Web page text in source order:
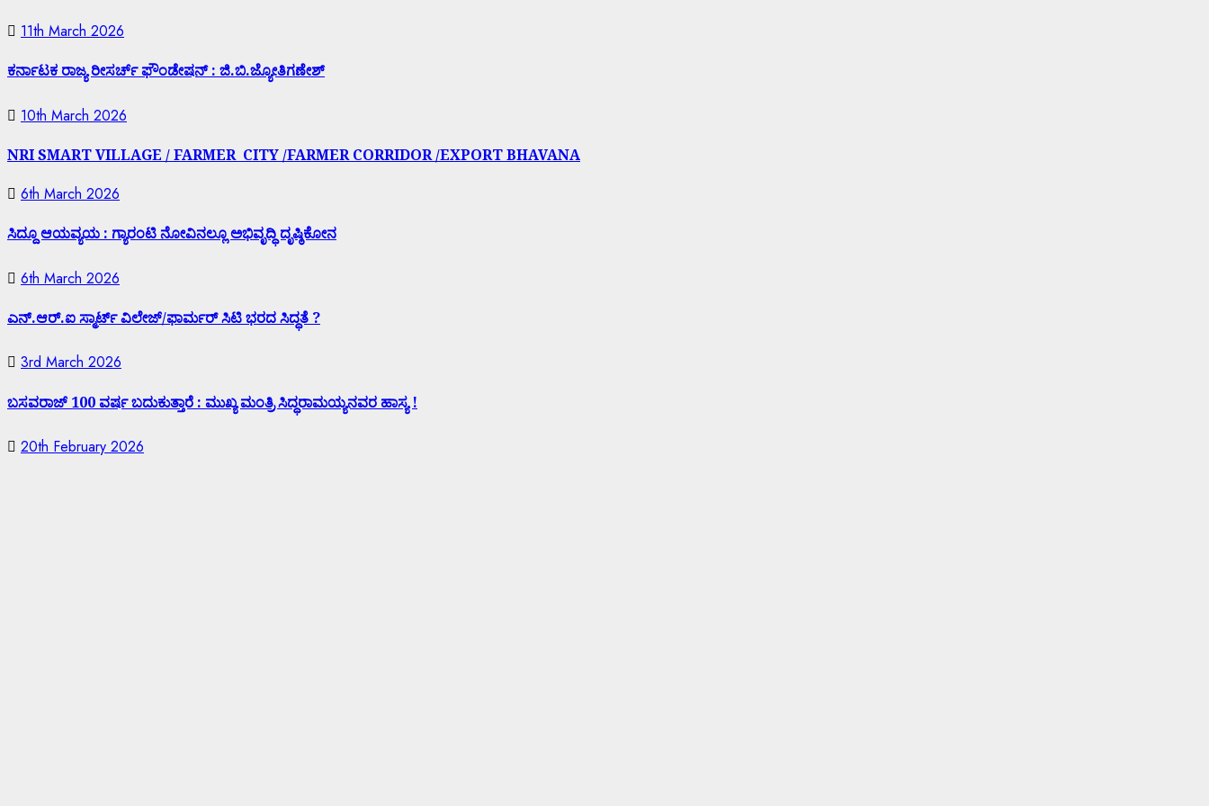
11th March 2026
ಕರ್ನಾಟಕ ರಾಜ್ಯ ರೀಸರ್ಚ್ ಫೌಂಡೇಷನ್ : ಜಿ.ಬಿ.ಜ್ಯೋತಿಗಣೇಶ್
10th March 2026
NRI SMART VILLAGE / FARMER CITY /FARMER CORRIDOR /EXPORT BHAVANA
6th March 2026
ಸಿದ್ದೂ ಆಯವ್ಯಯ : ಗ್ಯಾರಂಟಿ ನೋವಿನಲ್ಲೂ ಅಭಿವೃದ್ಧಿ ದೃಷ್ಠಿಕೋನ
6th March 2026
ಎನ್.ಆರ್.ಐ ಸ್ಮಾರ್ಟ್ ವಿಲೇಜ್/ಫಾರ್ಮರ್ ಸಿಟಿ ಭರದ ಸಿದ್ಧತೆ ?
3rd March 2026
ಬಸವರಾಜ್ 100 ವರ್ಷ ಬದುಕುತ್ತಾರೆ : ಮುಖ್ಯ ಮಂತ್ರಿ ಸಿದ್ಧರಾಮಯ್ಯನವರ ಹಾಸ್ಯ !
20th February 2026